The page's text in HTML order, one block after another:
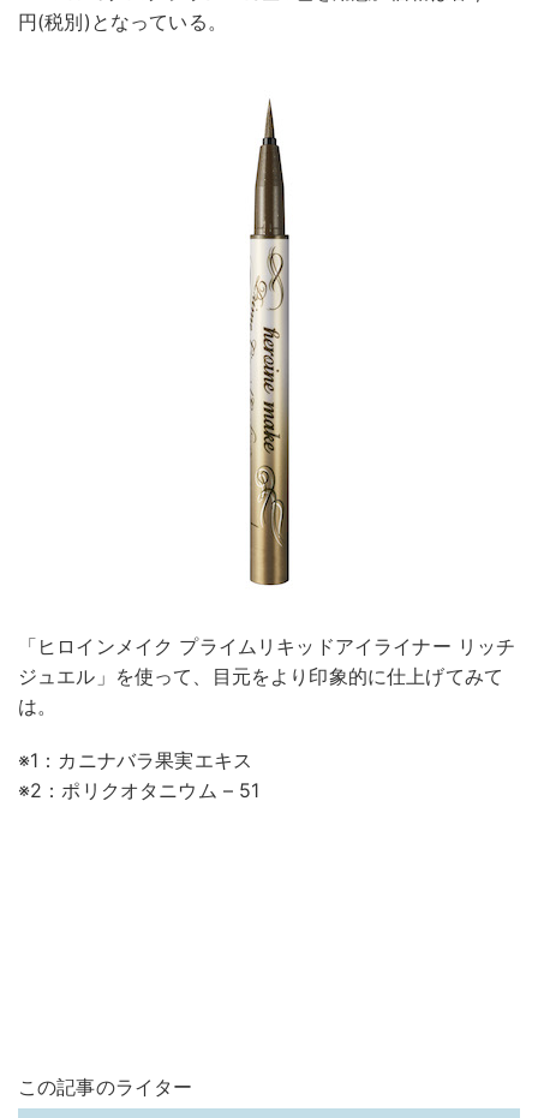
円(税別)となっている。
「ヒロインメイク プライムリキッドアイライナー リッチ
ジュエル」を使って、目元をより印象的に仕上げてみて
は。
※1：カニナバラ果実エキス
※2：ポリクオタニウム – 51
この記事のライター